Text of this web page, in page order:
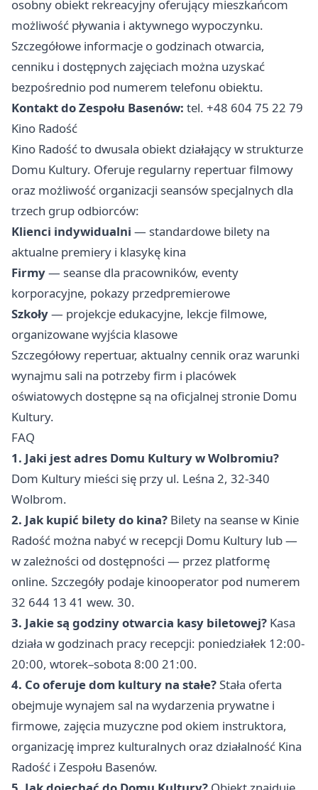
osobny obiekt rekreacyjny oferujący mieszkańcom
możliwość pływania i aktywnego wypoczynku.
Szczegółowe informacje o godzinach otwarcia,
cenniku i dostępnych zajęciach można uzyskać
bezpośrednio pod numerem telefonu obiektu.
Kontakt do Zespołu Basenów: tel. +48 604 75 22 79
Kino Radość
Kino Radość to dwusala obiekt działający w strukturze
Domu Kultury. Oferuje regularny repertuar filmowy
oraz możliwość organizacji seansów specjalnych dla
trzech grup odbiorców:
Klienci indywidualni — standardowe bilety na
aktualne premiery i klasykę kina
Firmy— seanse dla pracowników, eventy
korporacyjne, pokazy przedpremierowe
Szkoły— projekcje edukacyjne, lekcje filmowe,
organizowane wyjścia klasowe
Szczegółowy repertuar, aktualny cennik oraz warunki
wynajmu sali na potrzeby firm i placówek
oświatowych dostępne są na oficjalnej stronie Domu
Kultury.
FAQ
1. Jaki jest adres Domu Kultury w Wolbromiu?
Dom Kultury mieści się przy ul. Leśna 2, 32-340
Wolbrom.
2. Jak kupić bilety do kina? Bilety na seanse w Kinie
Radość można nabyć w recepcji Domu Kultury lub —
w zależności od dostępności — przez platformę
online. Szczegóły podaje kinooperator pod numerem
32 644 13 41 wew. 30.
3. Jakie są godziny otwarcia kasy biletowej? Kasa
działa w godzinach pracy recepcji: poniedziałek 12:00-
20:00, wtorek–sobota 8:00 21:00.
4. Co oferuje dom kultury na stałe?Stała oferta
obejmuje wynajem sal na wydarzenia prywatne i
firmowe, zajęcia muzyczne pod okiem instruktora,
organizację imprez kulturalnych oraz działalność Kina
Radość i Zespołu Basenów.